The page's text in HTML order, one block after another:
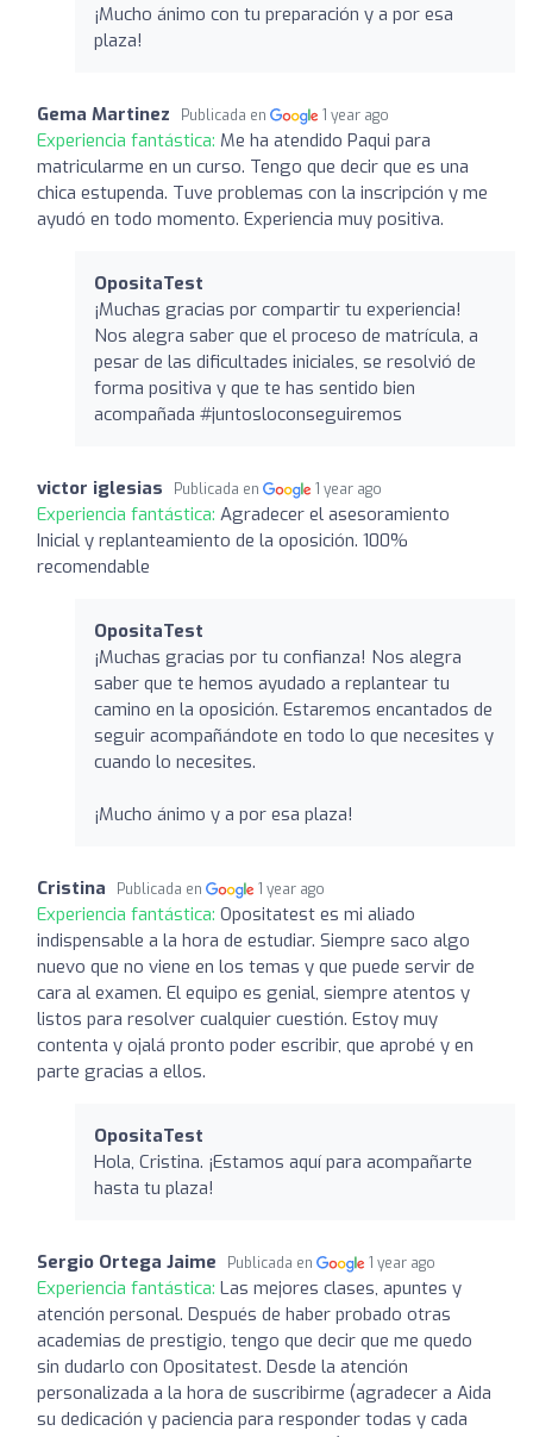
¡Mucho ánimo con tu preparación y a por esa
plaza!
Gema Martinez Publicada en 1 year ago
Experiencia fantástica: Me ha atendido Paqui para
matricularme en un curso. Tengo que decir que es una
chica estupenda. Tuve problemas con la inscripción y me
ayudó en todo momento. Experiencia muy positiva.
OpositaTest
¡Muchas gracias por compartir tu experiencia!
Nos alegra saber que el proceso de matrícula, a
pesar de las dificultades iniciales, se resolvió de
forma positiva y que te has sentido bien
acompañada #juntosloconseguiremos
victor iglesias Publicada en 1 year ago
Experiencia fantástica: Agradecer el asesoramiento
Inicial y replanteamiento de la oposición. 100%
recomendable
OpositaTest
¡Muchas gracias por tu confianza! Nos alegra
saber que te hemos ayudado a replantear tu
camino en la oposición. Estaremos encantados de
seguir acompañándote en todo lo que necesites y
cuando lo necesites.
¡Mucho ánimo y a por esa plaza!
Cristina Publicada en 1 year ago
Experiencia fantástica: Opositatest es mi aliado
indispensable a la hora de estudiar. Siempre saco algo
nuevo que no viene en los temas y que puede servir de
cara al examen. El equipo es genial, siempre atentos y
listos para resolver cualquier cuestión. Estoy muy
contenta y ojalá pronto poder escribir, que aprobé y en
parte gracias a ellos.
OpositaTest
Hola, Cristina. ¡Estamos aquí para acompañarte
hasta tu plaza!
Sergio Ortega Jaime Publicada en 1 year ago
Experiencia fantástica: Las mejores clases, apuntes y
atención personal. Después de haber probado otras
academias de prestigio, tengo que decir que me quedo
sin dudarlo con Opositatest. Desde la atención
personalizada a la hora de suscribirme (agradecer a Aida
su dedicación y paciencia para responder todas y cada